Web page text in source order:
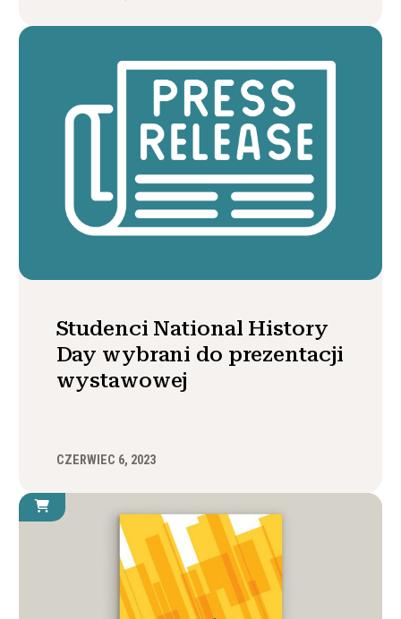
Studenci National History
Day wybrani do prezentacji
wystawowej
CZERWIEC 6, 2023